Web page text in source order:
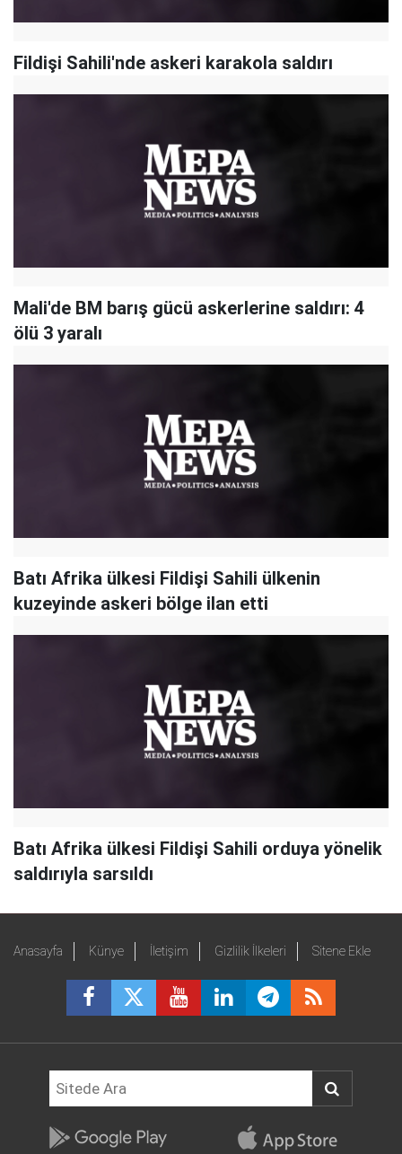
Fildişi Sahili'nde askeri karakola saldırı
Mali'de BM barış gücü askerlerine saldırı: 4
ölü 3 yaralı
Batı Afrika ülkesi Fildişi Sahili ülkenin
kuzeyinde askeri bölge ilan etti
Batı Afrika ülkesi Fildişi Sahili orduya yönelik
saldırıyla sarsıldı
Anasayfa Künye İletişim Gizlilik İlkeleri Sitene Ekle